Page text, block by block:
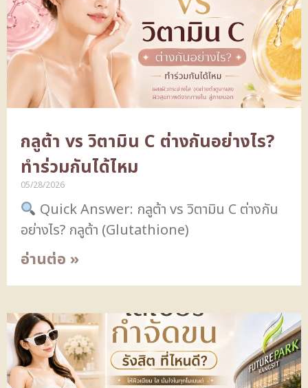
กลูต้า vs วิตามิน C ต่างกันอย่างไร?
ทำร่วมกันได้ไหม
05/28/2026
Quick Answer: กลูต้า vs วิตามิน C ต่างกัน
อย่างไร? กลูต้า (Glutathione)
อ่านต่อ »